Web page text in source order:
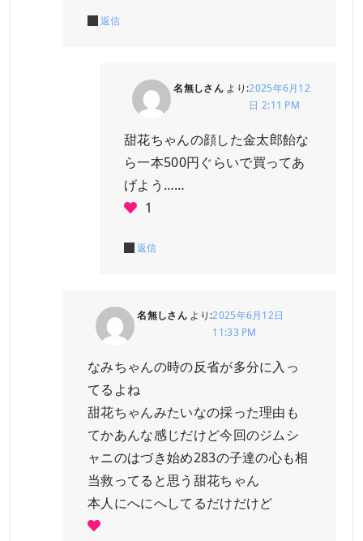
返信
名無しさん より:2025年6月12
日 2:11 PM
甜花ちゃんの顔した金太郎飴な
ら一本500円ぐらいで買ってあ
げよう……
1
返信
名無しさん より:2025年6月12日
11:33 PM
なみちゃんの時の反省が多分に入っ
てるよね
甜花ちゃんみたいなの採った理由も
てかあんな感じだけど今回のジムシ
ャニのはづき始め283の子達の心も相
当救ってると思う甜花ちゃん
本人にへにへしてるだけだけど